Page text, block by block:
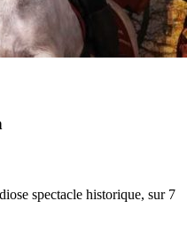
spectacle historique, sur 7